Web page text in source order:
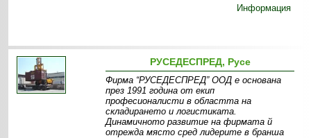
Информация
РУСЕДЕСПРЕД, Русе
Фирма “РУСЕДЕСПРЕД” ООД е основана
през 1991 година от екип
професионалисти в областта на
складирането и логистиката.
Динамичното развитие на фирмата й
отрежда място сред лидерите в бранша